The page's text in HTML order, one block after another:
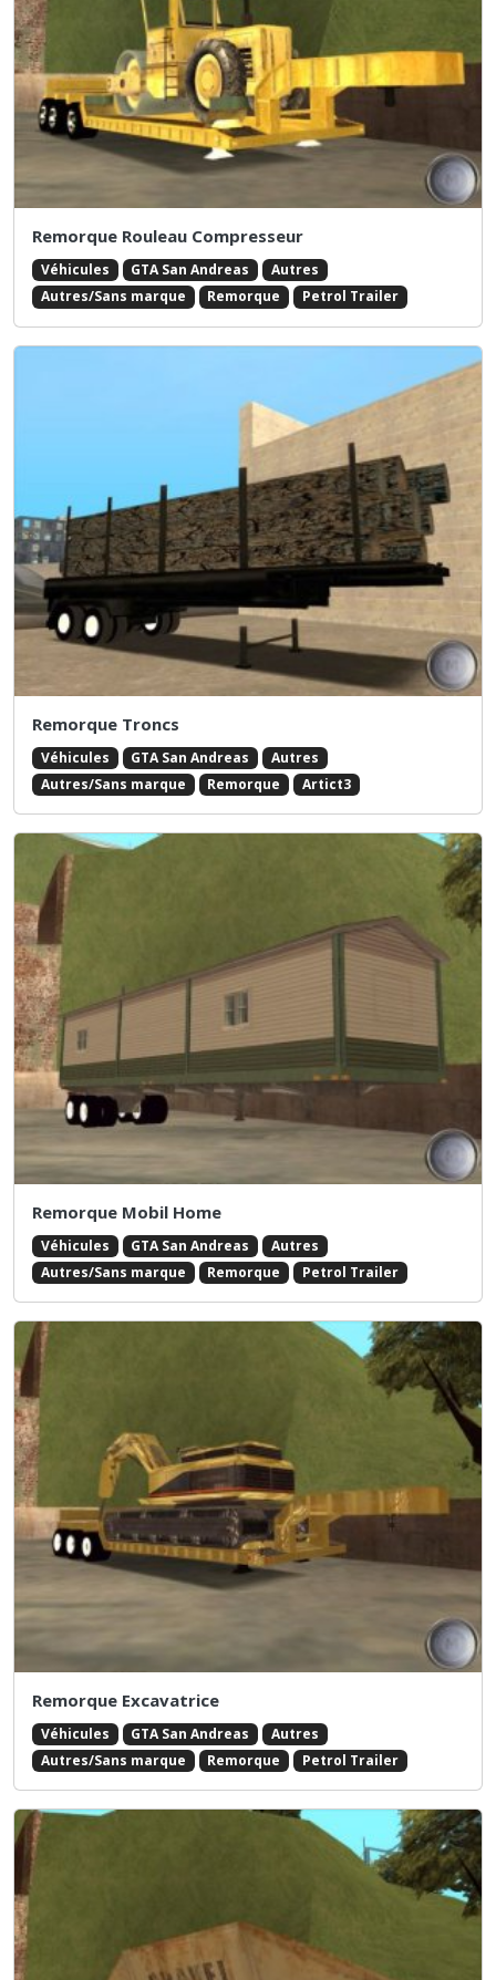
Remorque Rouleau Compresseur
Véhicules GTA San Andreas
Autres
Autres/Sans marque
Remorque Petrol Trailer
Remorque Troncs
Véhicules GTA San Andreas
Autres
Autres/Sans marque
Remorque Artict3
Remorque Mobil Home
Véhicules GTA San Andreas
Autres
Autres/Sans marque
Remorque Petrol Trailer
Remorque Excavatrice
Véhicules GTA San Andreas
Autres
Autres/Sans marque
Remorque Petrol Trailer